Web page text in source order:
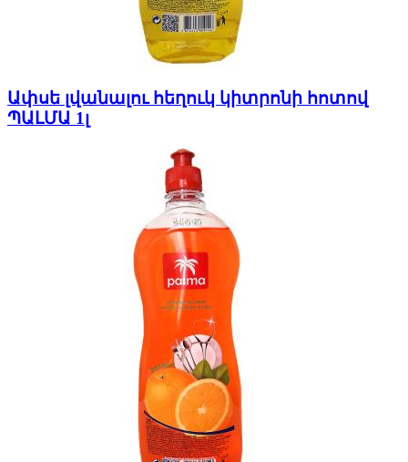
Ափսե լվանալու հեղուկ կիտրոնի հոտով
ՊԱԼՄԱ 1լ